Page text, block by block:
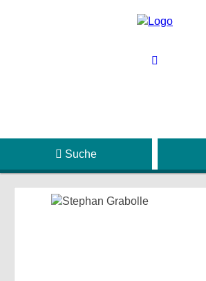
Suche